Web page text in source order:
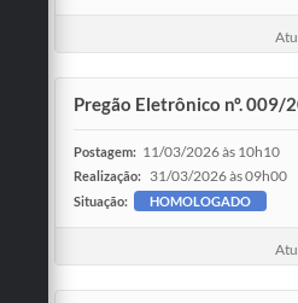
Pregão Eletrônico nº. 009/
Postagem: 11/03/2026 às 10h10
Realização: 31/03/2026 às 09h00
Situação: HOMOLOGADO